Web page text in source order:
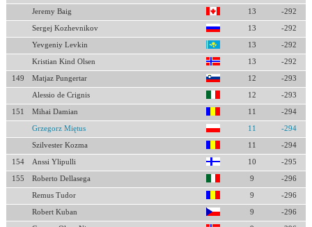
Jeremy Baig 13 -292
Sergej Kozhevnikov 13 -292
Yevgeniy Levkin 13 -292
Kristian Kind Olsen 13 -292
149 Matjaz Pungertar 12 -293
Alessio de Crignis 12 -293
151 Mihai Damian 11 -294
Grzegorz Miętus 11 -294
Szilvester Kozma 11 -294
154 Anssi Ylipulli 10 -295
155 Roberto Dellasega 9 -296
Remus Tudor 9 -296
Robert Kuban 9 -296